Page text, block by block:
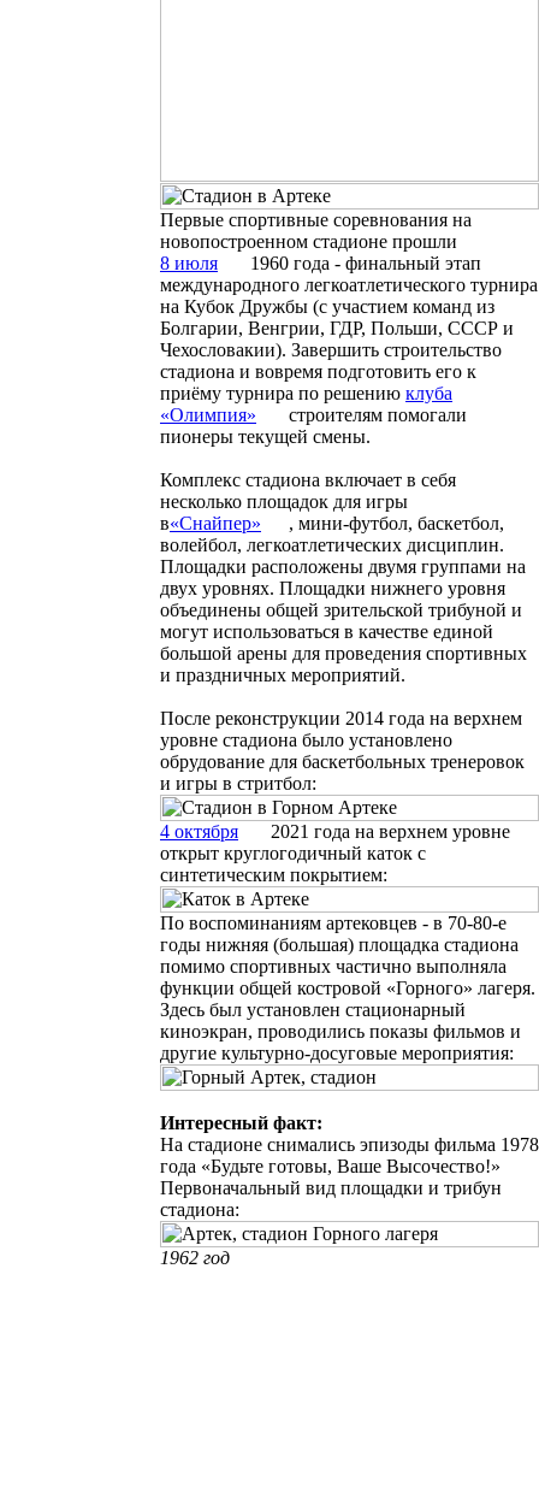
Первые спортивные соревнования на
новопостроенном стадионе прошли
8 июля
1960 года - финальный этап
международного легкоатлетического турнира
на Кубок Дружбы (с участием команд из
Болгарии, Венгрии, ГДР, Польши, СССР и
Чехословакии). Завершить строительство
стадиона и вовремя подготовить его к
приёму турнира по решению клуба
«Олимпия»
строителям помогали
пионеры текущей смены.
Комплекс стадиона включает в себя
несколько площадок для игры
в«Снайпер»
, мини-футбол, баскетбол,
волейбол, легкоатлетических дисциплин.
Площадки расположены двумя группами на
двух уровнях. Площадки нижнего уровня
объединены общей зрительской трибуной и
могут использоваться в качестве единой
большой арены для проведения спортивных
и праздничных мероприятий.
После реконструкции 2014 года на верхнем
уровне стадиона было установлено
обрудование для баскетбольных тренеровок
и игры в стритбол:
4 октября
2021 года на верхнем уровне
открыт круглогодичный каток с
синтетическим покрытием:
По воспоминаниям артековцев - в 70-80-е
годы нижняя (большая) площадка стадиона
помимо спортивных частично выполняла
функции общей костровой «Горного» лагеря.
Здесь был установлен стационарный
киноэкран, проводились показы фильмов и
другие культурно-досуговые мероприятия:
Интересный факт:
На стадионе снимались эпизоды фильма 1978
года «Будьте готовы, Ваше Высочество!»
Первоначальный вид площадки и трибун
стадиона:
1962 год